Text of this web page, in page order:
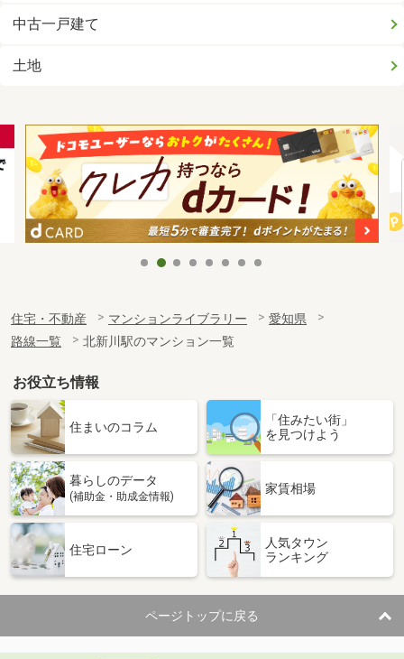
中古一戸建て
土地
住宅・不動産 マンションライブラリー
愛知県
路線一覧
北新川駅のマンション一覧
お役立ち情報
住まいのコラム
「住みたい街」
を見つけよう
暮らしのデータ
(補助金・助成金情報)
家賃相場
住宅ローン
人気タウン
ランキング
ページトップに戻る